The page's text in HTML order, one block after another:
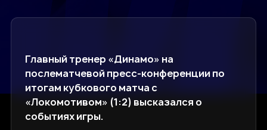
Главный тренер «Динамо» на
послематчевой пресс-конференции по
итогам кубкового матча с
«Локомотивом» (1:2) высказался о
событиях игры.